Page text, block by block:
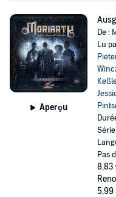
Aperçu
De :
Lu
Pas
8,83
5,99